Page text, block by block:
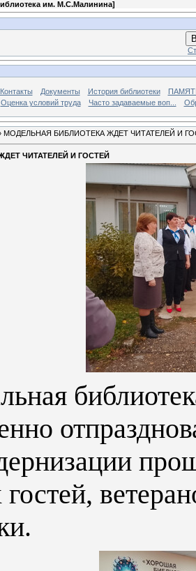
им. М.С.Малинина]
Контакты Документы История библиотеки
Оценка условий труда Часто задаваемые воп...
МОДЕЛЬНАЯ БИБЛИОТЕКА ЖДЕТ ЧИТАТЕЛЕЙ И
ЧИТАТЕЛЕЙ И ГОСТЕЙ